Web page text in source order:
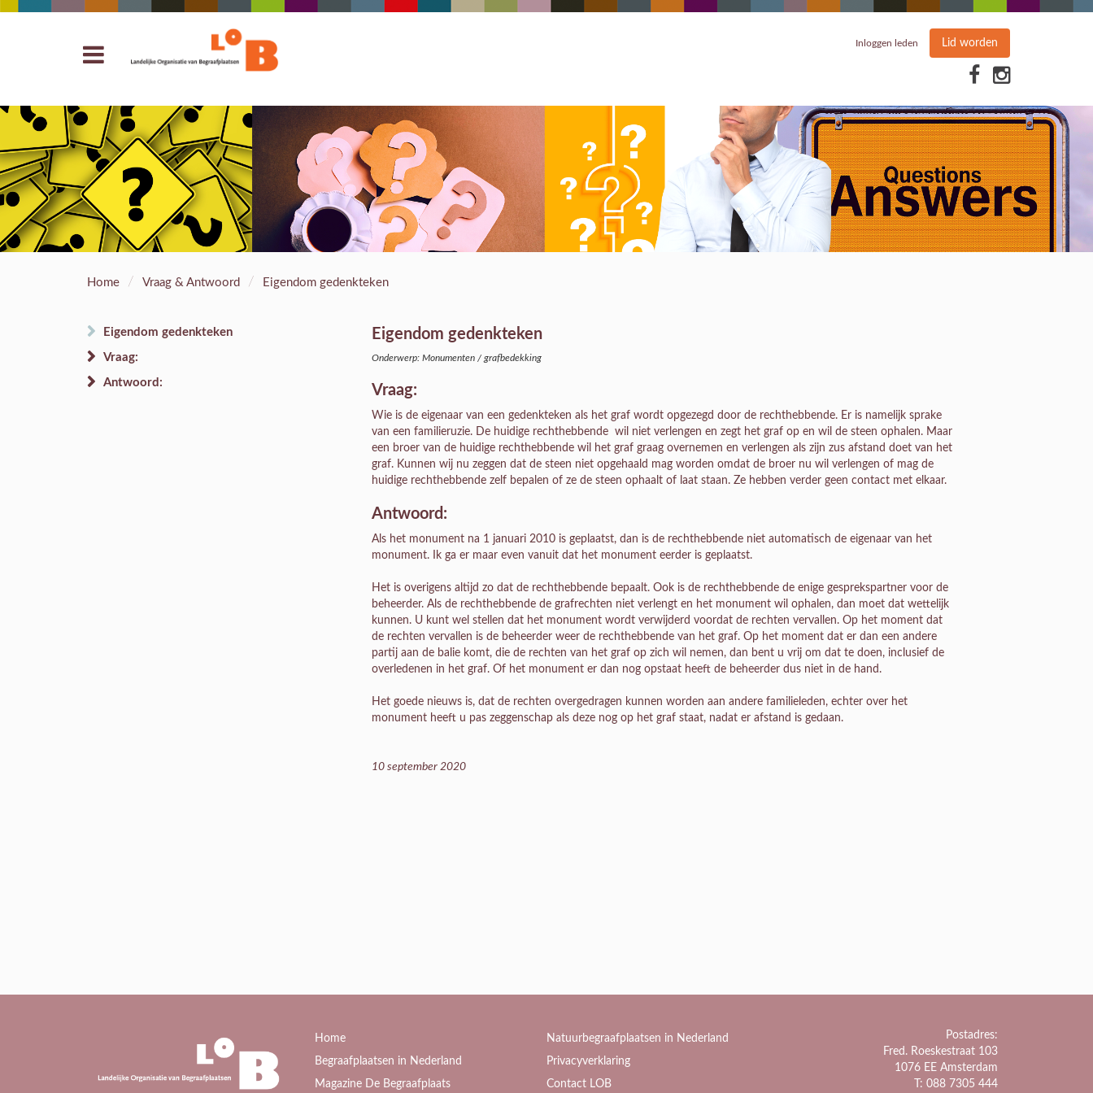
Inloggen leden Lid worden
Home / Vraag & Antwoord / Eigendom gedenkteken
Eigendom gedenkteken
Vraag:
Antwoord:
Eigendom gedenkteken
Onderwerp: Monumenten / grafbedekking
Vraag:
Wie is de eigenaar van een gedenkteken als het graf wordt opgezegd door de rechthebbende. Er is namelijk sprake
van een familieruzie. De huidige rechthebbende wil niet verlengen en zegt het graf op en wil de steen ophalen. Maar
een broer van de huidige rechthebbende wil het graf graag overnemen en verlengen als zijn zus afstand doet van het
graf. Kunnen wij nu zeggen dat de steen niet opgehaald mag worden omdat de broer nu wil verlengen of mag de
huidige rechthebbende zelf bepalen of ze de steen ophaalt of laat staan. Ze hebben verder geen contact met elkaar.
Antwoord:
Als het monument na 1 januari 2010 is geplaatst, dan is de rechthebbende niet automatisch de eigenaar van het
monument. Ik ga er maar even vanuit dat het monument eerder is geplaatst.
Het is overigens altijd zo dat de rechthebbende bepaalt. Ook is de rechthebbende de enige gesprekspartner voor de
beheerder. Als de rechthebbende de grafrechten niet verlengt en het monument wil ophalen, dan moet dat wettelijk
kunnen. U kunt wel stellen dat het monument wordt verwijderd voordat de rechten vervallen. Op het moment dat
de rechten vervallen is de beheerder weer de rechthebbende van het graf. Op het moment dat er dan een andere
partij aan de balie komt, die de rechten van het graf op zich wil nemen, dan bent u vrij om dat te doen, inclusief de
overledenen in het graf. Of het monument er dan nog opstaat heeft de beheerder dus niet in de hand.
Het goede nieuws is, dat de rechten overgedragen kunnen worden aan andere familieleden, echter over het
monument heeft u pas zeggenschap als deze nog op het graf staat, nadat er afstand is gedaan.
10 september 2020
Home
Begraafplaatsen in Nederland
Magazine De Begraafplaats
Natuurbegraafplaatsen in Nederland
Privacyverklaring
Contact LOB
Postadres:
Fred. Roeskestraat 103
1076 EE Amsterdam
T: 088 7305 444